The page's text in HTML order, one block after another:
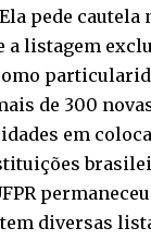
pede
a listagem
de 300
em
diversas